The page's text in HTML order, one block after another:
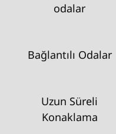
odalar
Bağlantılı Odalar
Uzun Süreli
Konaklama